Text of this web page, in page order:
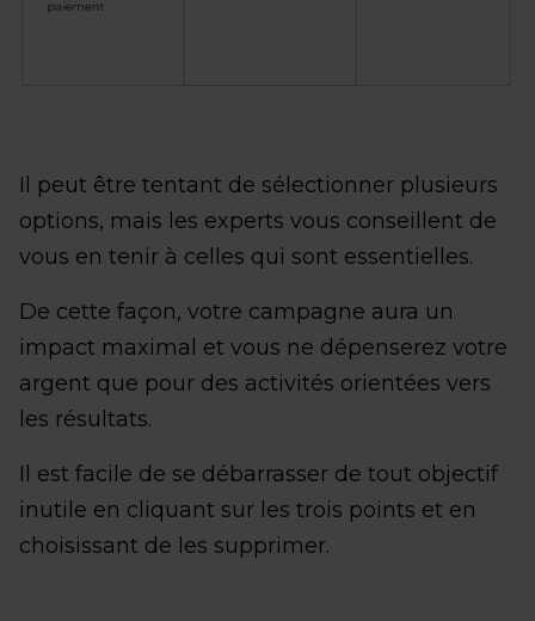
Il peut être tentant de sélectionner plusieurs
options, mais les experts vous conseillent de
vous en tenir à celles qui sont essentielles.
De cette façon, votre campagne aura un
impact maximal et vous ne dépenserez votre
argent que pour des activités orientées vers
les résultats.
Il est facile de se débarrasser de tout objectif
inutile en cliquant sur les trois points et en
choisissant de les supprimer.